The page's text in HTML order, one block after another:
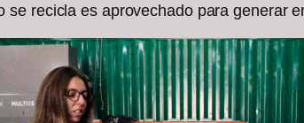
recicla es aprovechado para generar